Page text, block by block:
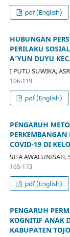
pdf (English)
HUBUNGAN
PERILAKU
A’YUN DUYU
I PUTU SUWIKA,
106-119
pdf (English)
PENGARUH
COVID-19 DI
SITA AWALUNISAH,
165-173
pdf (English)
PENGARUH
KOGNITIF ANAK
KABUPATEN